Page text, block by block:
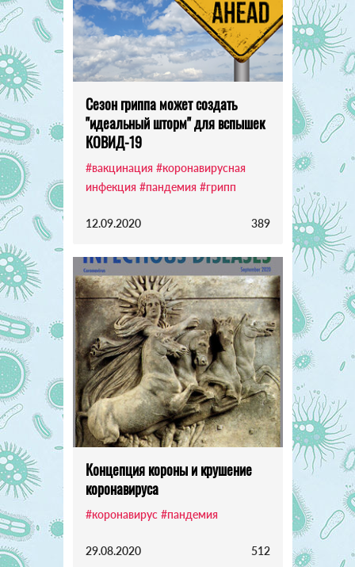
Сезон гриппа может создать
"идеальный шторм" для вспышек
КОВИД-19
#вакцинация #коронавирусная
инфекция #пандемия #грипп
12.09.2020 389
Концепция короны и крушение
коронавируса
#коронавирус #пандемия
29.08.2020 512